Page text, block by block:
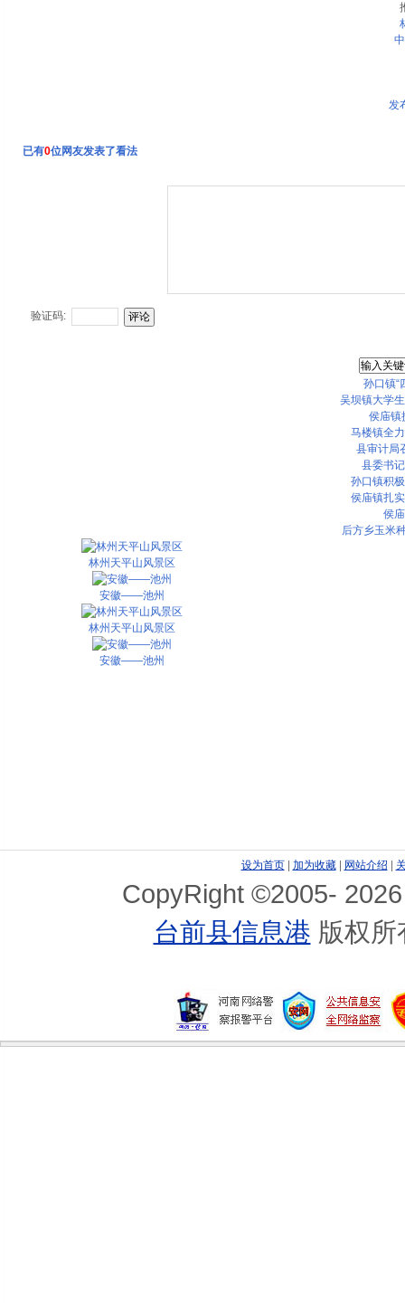
发
已有0位网友发表了看法
验证码:
孙口镇“
吴坝镇大学
侯庙镇
马楼镇全
县审计局
县委书
孙口镇积
侯庙镇扎
侯
后方乡玉米
林州天平山风景区
安徽——池州
林州天平山风景区
安徽——池州
设为首页| 加为收藏| 网站介绍 |
CopyRight ©2005-
台前县信息港 版权